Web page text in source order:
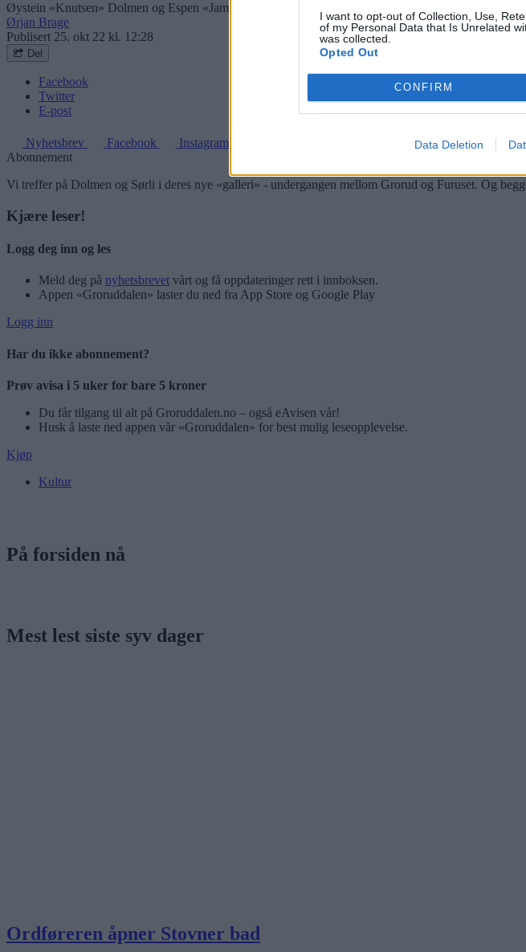
I want to opt-out of Collection, Use,
of my Personal Data that Is Unrelated
was collected.
Opted Out
CONFIRM
Data Deletion
Øystein «Knutsen» Dolmen og Espen «JameOne» Sørli. Hvert sitt kallenavn. Den ene kjent for
Ørjan Brage
Publisert 25. okt 22 kl. 12:28
Del
Facebook
Twitter
E-post
Nyhetsbrev Facebook
Instagram
Abonnement
Vi treffer på Dolmen og Sørli i deres nye «galleri» - undergangen mellom Grorud og Furuset. Og
Kjære leser!
Logg deg inn og les
Meld deg på nyhetsbrevet vårt og få oppdateringer rett i innboksen.
Appen «Groruddalen» laster du ned fra App Store og Google Play
Logg inn
Har du ikke abonnement?
Prøv avisa i 5 uker for bare 5 kroner
Du får tilgang til alt på Groruddalen.no – også eAvisen vår!
Husk å laste ned appen vår «Groruddalen» for best mulig leseopplevelse.
Kjøp
Kultur
På forsiden nå
Mest lest siste syv dager
Ordføreren åpner Stovner bad